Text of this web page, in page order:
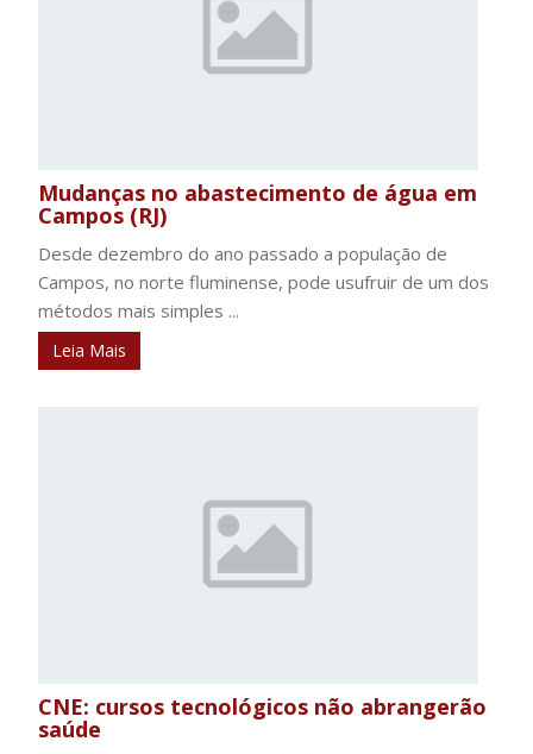
Mudanças no abastecimento de água em
Campos (RJ)
Desde dezembro do ano passado a população de
Campos, no norte fluminense, pode usufruir de um dos
métodos mais simples ...
Leia Mais
CNE: cursos tecnológicos não abrangerão
saúde